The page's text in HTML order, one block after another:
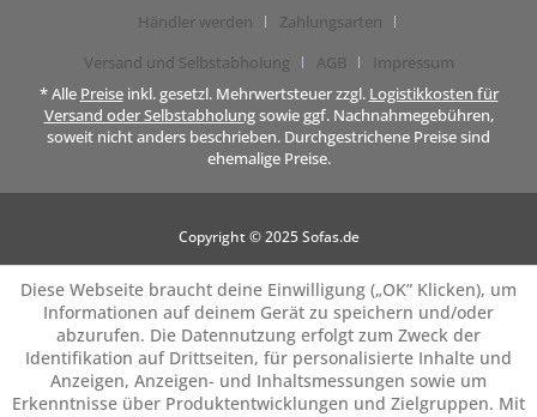
Händler werden
Zahlungsarten
Versand und Selbstabholung
AGB
Impressum
* Alle Preiseinkl. gesetzl. Mehrwertsteuer zzgl. Logistikkosten für
Versand oder Selbstabholungsowie ggf. Nachnahmegebühren,
soweit nicht anders beschrieben. Durchgestrichene Preise sind
ehemalige Preise.
Copyright © 2025 Sofas.de
Diese Webseite braucht deine Einwilligung („OK” Klicken), um
Informationen auf deinem Gerät zu speichern und/oder
abzurufen. Die Datennutzung erfolgt zum Zweck der
Identifikation auf Drittseiten, für personalisierte Inhalte und
Anzeigen, Anzeigen- und Inhaltsmessungen sowie um
Erkenntnisse über Produktentwicklungen und Zielgruppen. Mit